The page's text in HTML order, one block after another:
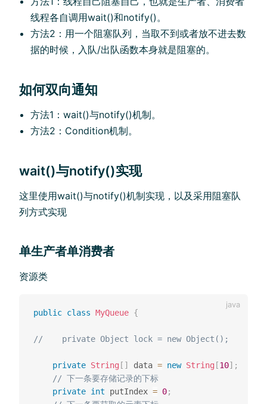
线程各自调用wait()和notify()。
方法2：用一个阻塞队列，当取不到或者放不进去数
据的时候，入队/出队函数本身就是阻塞的。
如何双向通知
方法1：wait()与notify()机制。
方法2：Condition机制。
wait()与notify()实现
这里使用wait()与notify()机制实现，以及采用阻塞队
列方式实现
单生产者单消费者
资源类
public class MyQueue {
//    private Object lock = new Object();
private String [ ] data = new String [10] ;
// 下一条要存储记录的下标
private int putIndex = 0;